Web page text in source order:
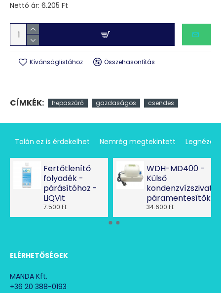
Nettó ár: 6.205 Ft
Kívánságlistához Összehasonlítás
CÍMKÉK: hepaszűrő gazdaságos csendes
Talán ez is érdekelhet Nemrég megtekintett
Fertőtlenítő
folyadék -
párásítóhoz -
LiQVit
7.500 Ft
WDH-MD400 -
Külső
34.600 Ft
ELÉRHETŐSÉGEK
MANDA Kft.
+36 20 388-0193